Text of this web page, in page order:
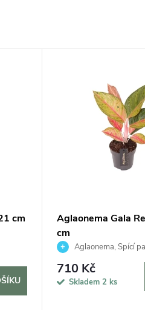
cm
Aglaonema Gala
cm
Aglaonema, Spící
710 Kč
Skladem 2 ks